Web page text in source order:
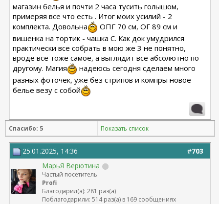
магазин белья и почти 2 часа тусить голышом,
примеряя все что есть . Итог моих усилий - 2
комплекта. Довольна
ОПГ 70 см, ОГ 89 см и
вишенка на тортик - чашка С. Как док умудрился
практически все собрать в мою же 3 не понятно,
вроде все тоже самое, а выглядит все абсолютно по
другому. Магия
надеюсь сегодня сделаем много
разных фоточек, уже без стрипов и компры новое
белье везу с собой
Спасибо: 5 Показать список
#703
25.01.2025, 14:36
МарьЯ Верютина
Частый посетитель
Profi
Благодарил(а): 281 раз(а)
Поблагодарили: 514 раз(а) в 169 сообщениях